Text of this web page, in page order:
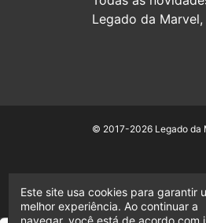
Legado da
© 2017-2026 Legado da
Este site usa cookies para garantir
melhor experiência. Ao continuar a
navegar, você está de acordo com